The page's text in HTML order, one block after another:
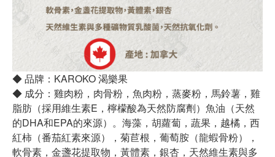
◆ 品牌：KAROKO 渴樂果
◆ 成分：雞肉粉，肉骨粉，魚肉粉，蒸麥粉，馬鈴薯，雞
脂肪（採用維生素E，檸檬酸為天然防腐劑）魚油（天然
的DHA和EPA的來源）。海藻，胡蘿蔔，蔬果，越橘，西
紅柿（番茄紅素來源），菊苣根，葡萄胺（龍蝦骨粉），
軟骨素，金盞花提取物，黃體素，銀杏，天然維生素與多